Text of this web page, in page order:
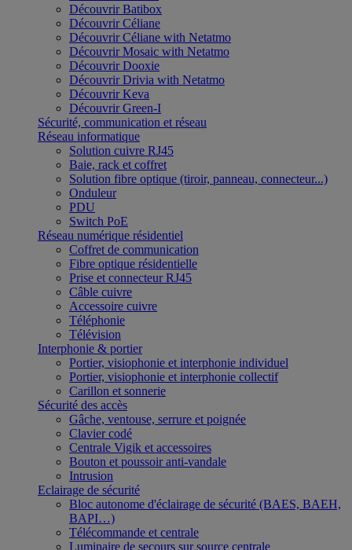
Découvrir Batibox
Découvrir Céliane
Découvrir Céliane with Netatmo
Découvrir Mosaic with Netatmo
Découvrir Dooxie
Découvrir Drivia with Netatmo
Découvrir Keva
Découvrir Green-I
Sécurité, communication et réseau
Réseau informatique
Solution cuivre RJ45
Baie, rack et coffret
Solution fibre optique (tiroir, panneau, connecteur...)
Onduleur
PDU
Switch PoE
Réseau numérique résidentiel
Coffret de communication
Fibre optique résidentielle
Prise et connecteur RJ45
Câble cuivre
Accessoire cuivre
Téléphonie
Télévision
Interphonie & portier
Portier, visiophonie et interphonie individuel
Portier, visiophonie et interphonie collectif
Carillon et sonnerie
Sécurité des accès
Gâche, ventouse, serrure et poignée
Clavier codé
Centrale Vigik et accessoires
Bouton et poussoir anti-vandale
Intrusion
Eclairage de sécurité
Bloc autonome d'éclairage de sécurité (BAES, BAEH,
BAPI…)
Télécommande et centrale
Luminaire de secours sur source centrale